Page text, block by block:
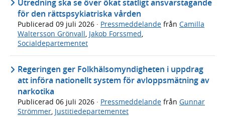
Utredning ska se över ökat statligt ansvarstagande
för den rättspsykiatriska vården
Publicerad 09 juli 2026 · Pressmeddelande från Camilla
Waltersson Grönvall Jakob Forssmed
Socialdepartementet
Regeringen ger Folkhälsomyndigheten i uppdrag
att införa nationellt system för avloppsmätning av
narkotika
Publicerad 06 juli 2026 · Pressmeddelande från Gunnar
Strömmer, Justitiedepartementet